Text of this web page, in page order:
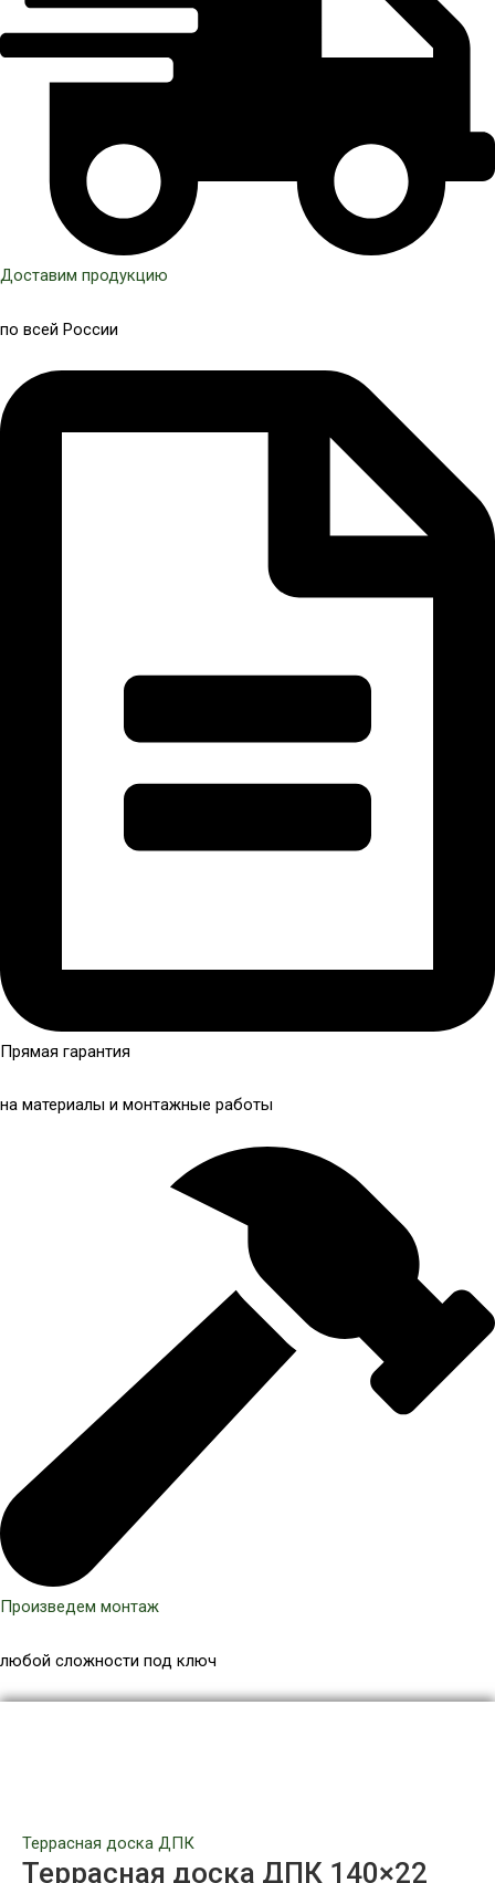
Доставим продукцию
по всей России
Прямая гарантия
на материалы и монтажные работы
Произведем монтаж
любой сложности под ключ
Террасная доска ДПК
Террасная доска ДПК 140×22
140x22
мм,